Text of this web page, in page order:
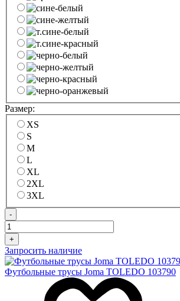
Размер:
XS
S
M
L
XL
2XL
3XL
-
+
Запросить наличие
Футбольные трусы Joma TOLEDO 103790